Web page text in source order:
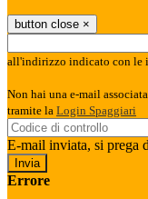
button close ×
all'indirizzo indicato con le
Non hai una e-mail
tramite la Login Spaggiari
E-mail inviata, si prega
Errore